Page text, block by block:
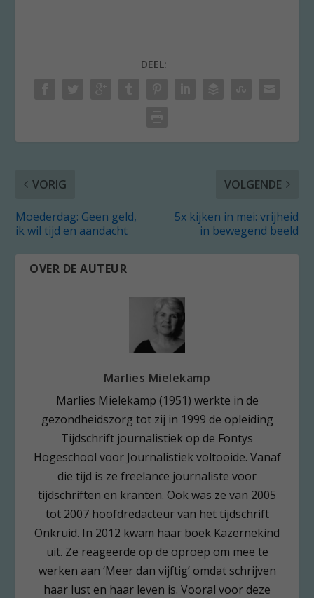
DEEL:
VORIG
Moederdag: Geen geld,
ik wil tijd en aandacht
VOLGENDE
5x kijken in mei: vrijheid
in bewegend beeld
OVER DE AUTEUR
Marlies Mielekamp
Marlies Mielekamp (1951) werkte in de
gezondheidszorg tot zij in 1999 de opleiding
Tijdschrift journalistiek op de Fontys
Hogeschool voor Journalistiek voltooide. Vanaf
die tijd is ze freelance journaliste voor
tijdschriften en kranten. Ook was ze van 2005
tot 2007 hoofdredacteur van het tijdschrift
Onkruid. In 2012 kwam haar boek Kazernekind
uit. Ze reageerde op de oproep om mee te
werken aan ‘Meer dan vijftig’ omdat schrijven
haar lust en haar leven is. Vooral voor deze